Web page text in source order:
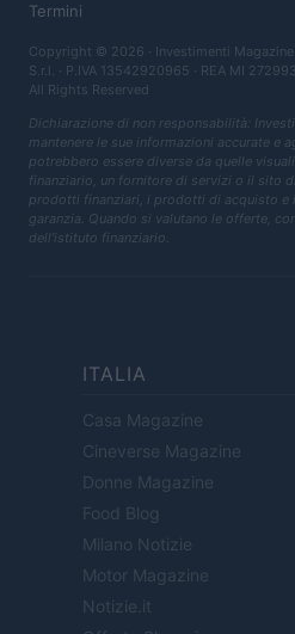
Termini
Copyright © 2026 · Investimenti
S.r.l. · P.IVA 13542920965 · REA MI
All Rights Reserved
Dichiarazione di non responsabilità:
mantenere le sue informazioni accurate e
potrebbero essere diverse da quelle
finanziario, un fornitore di servizi o il sito
prodotti finanziari, i prodotti di acquisto e
garanzia. Quando si valutano le offerte,
dell'istituto finanziario.
ITALIA
Casa Magazine
Cineverse Magazine
Donne Magazine
Food Blog
Milano Notizie
Motor Magazine
Notizie.it